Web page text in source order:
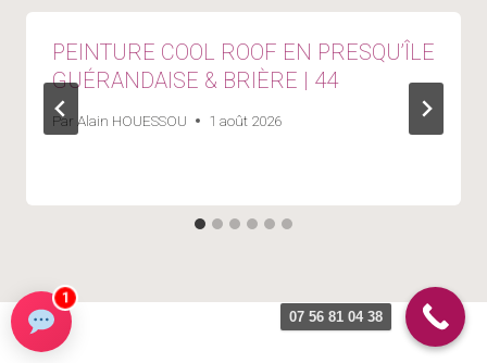
PEINTURE COOL ROOF EN PRESQU’ÎLE
GUÉRANDAISE & BRIÈRE | 44
Par Alain HOUESSOU 1 août 2026
07 56 81 04 38
1